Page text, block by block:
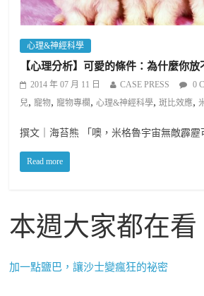
心理&神經科學
【心理分析】可愛的條件：為什麼你放
2014 年 07 月 11 日 CASE PRESS 0
兒,寵物,寵物專欄 ,心理&神經科學,斑比效應,
撰文｜海苔熊 「噢，米格魯宇宙無敵霹靂
Read more
本週大家都在看
加一點鹽巴，讓沙士變瘋狂的祕密